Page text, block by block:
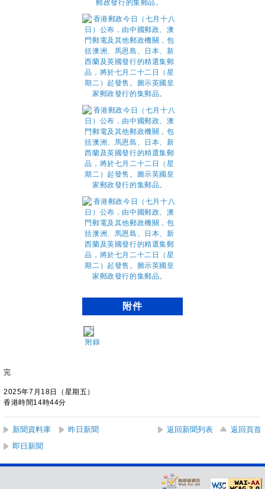
附件
附錄
完
2025年7月18日（星期五）
香港時間14時44分
新聞資料庫 昨日新聞 返回新聞列表
返回頁首
即日新聞